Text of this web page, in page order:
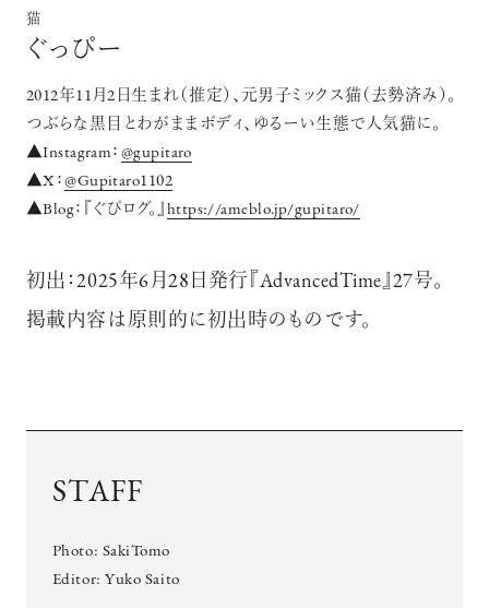
猫
ぐっぴー
2012年11月2日生まれ（推定）、元男子ミックス猫（去勢済み）。
つぶらな黒目とわがままボディ、ゆるーい生態で人気猫に。
▲Instagram： @gupitaro
▲X：@Gupitaro1102
▲Blog：『ぐぴログ。』 https://ameblo.jp/gupitaro/
初出：2025年6月28日発行『AdvancedTime』27号。
掲載内容は原則的に初出時のものです。
STAFF
Photo: SakiTomo
Editor:Yuko Saito